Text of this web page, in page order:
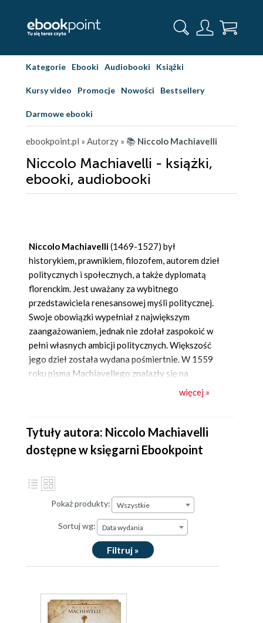
Kategorie Ebooki Audiobooki Książki
Kursy video Promocje Nowości Bestsellery
Darmowe ebooki
ebookpoint.pl » Autorzy » 📚 Niccolo Machiavelli
Niccolo Machiavelli - książki,
ebooki, audiobooki
Niccolo Machiavelli(1469-1527) był
historykiem, prawnikiem, filozofem, autorem dzieł
politycznych i społecznych, a także dyplomatą
florenckim. Jest uważany za wybitnego
przedstawiciela renesansowej myśli politycznej.
Swoje obowiązki wypełniał z największym
zaangażowaniem, jednak nie zdołał zaspokoić w
pełni własnych ambicji politycznych. Większość
jego dzieł została wydana pośmiertnie. W 1559
roku pisma Machiavellego znalazły się na
Niccolo Machiavelli
więcej »
Tytuły autora: Niccolo Machiavelli
dostępne w księgarni Ebookpoint
Pokaż produkty: Wszystkie
Sortuj wg: Data wydania
Filtruj »